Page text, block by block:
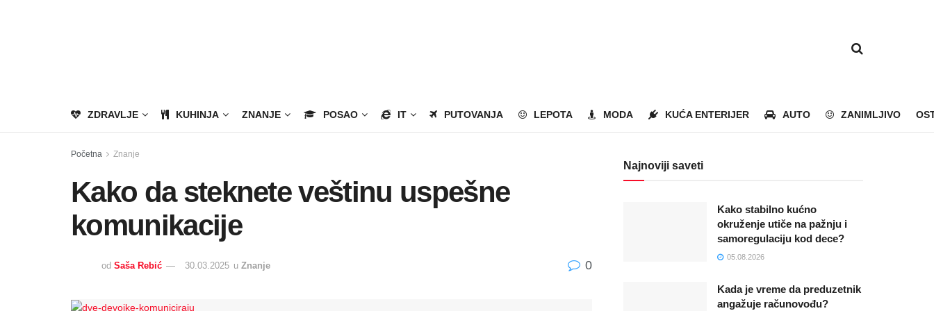
ZDRAVLJE KUHINJA ZNANJE POSAO IT PUTOVANJA LEPOTA MODA KUĆA ENTERIJER AUTO ZANIMLJIVO
Početna Znanje
Kako da steknete veštinu uspešne
komunikacije
od Saša Rebić 30.03.2025 u Znanje 0
Najnoviji saveti
Kako stabilno kućno
okruženje utiče na pažnju i
samoregulaciju kod dece?
05.08.2026
Kada je vreme da preduzetnik
angažuje računovođu?